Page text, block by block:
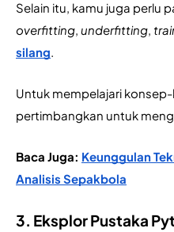
overfitting, underfitting,
silang.
Untuk mempelajari
pertimbangkan untuk
Baca Juga: Keunggulan
Analisis Sepakbola
3. Eksplor Pustaka